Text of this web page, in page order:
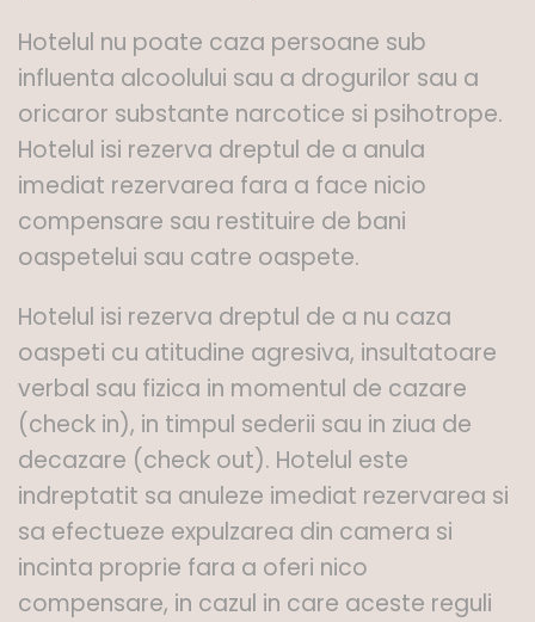
Hotelul nu poate caza persoane sub
influenta alcoolului sau a drogurilor sau a
oricaror substante narcotice si psihotrope.
Hotelul isi rezerva dreptul de a anula
imediat rezervarea fara a face nicio
compensare sau restituire de bani
oaspetelui sau catre oaspete.
Hotelul isi rezerva dreptul de a nu caza
oaspeti cu atitudine agresiva, insultatoare
verbal sau fizica in momentul de cazare
(check in), in timpul sederii sau in ziua de
decazare (check out). Hotelul este
indreptatit sa anuleze imediat rezervarea si
sa efectueze expulzarea din camera si
incinta proprie fara a oferi nico
compensare, in cazul in care aceste reguli